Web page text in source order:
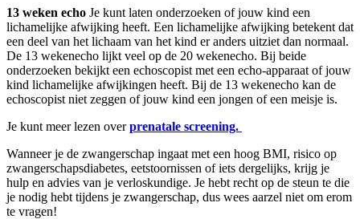
13 weken echo Je kunt laten onderzoeken of jouw kind een
lichamelijke afwijking heeft. Een lichamelijke afwijking betekent dat
een deel van het lichaam van het kind er anders uitziet dan normaal.
De 13 wekenecho lijkt veel op de 20 wekenecho. Bij beide
onderzoeken bekijkt een echoscopist met een echo-apparaat of jouw
kind lichamelijke afwijkingen heeft. Bij de 13 wekenecho kan de
echoscopist niet zeggen of jouw kind een jongen of een meisje is.
Je kunt meer lezen overprenatale screening.
Wanneer je de zwangerschap ingaat met een hoog BMI, risico op
zwangerschapsdiabetes, eetstoornissen of iets dergelijks, krijg je
hulp en advies van je verloskundige. Je hebt recht op de steun te die
je nodig hebt tijdens je zwangerschap, dus wees aarzel niet om erom
te vragen!